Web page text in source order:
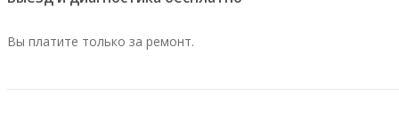
Вы платите только за ремонт.